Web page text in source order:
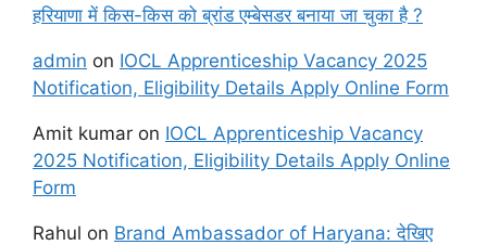
हरियाणा में किस-किस को ब्रांड एम्बेसडर बनाया जा चुका है ?
admin on IOCL Apprenticeship Vacancy 2025
Notification, Eligibility Details Apply Online Form
Amit kumar on IOCL Apprenticeship Vacancy
2025 Notification, Eligibility Details Apply Online
Form
Rahul on Brand Ambassador of Haryana: देखिए